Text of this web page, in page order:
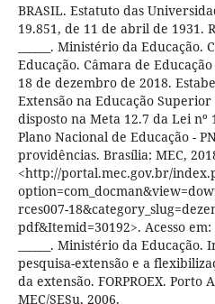
BRASIL. Estatuto das
19.851, de 11 de abril de 1931.
______. Ministério da
Educação. Câmara de
18 de dezembro de 2018.
Extensão na Educação
disposto na Meta 12.7 da Lei nº
Plano Nacional de Educação -
providências. Brasília: MEC,
<http://portal.mec.gov.br/
rces007-
pdf&Itemid=30192>. Acesso em:
______. Ministério da
pesquisa-extensão e a
da extensão. FORPROEX. Porto
MEC/SESu, 2006.